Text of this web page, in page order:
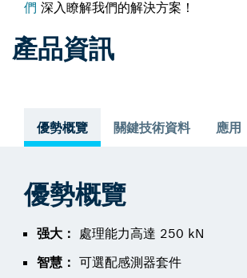
們 深入瞭解我們的解決方案！
產品資訊
優勢概覽 關鍵技術資料 應用
優勢概覽
强大： 處理能力高達 250 kN
智慧： 可選配感測器套件